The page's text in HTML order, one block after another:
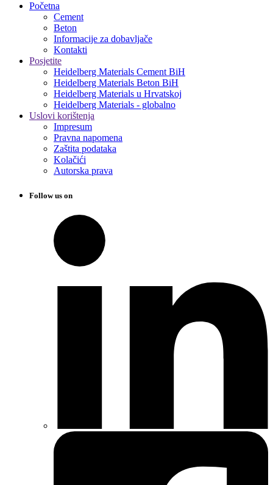
Početna
Cement
Beton
Informacije za dobavljače
Kontakti
Posjetite
Heidelberg Materials Cement BiH
Heidelberg Materials Beton BiH
Heidelberg Materials u Hrvatskoj
Heidelberg Materials - globalno
Uslovi korištenja
Impresum
Pravna napomena
Zaštita podataka
Kolačići
Autorska prava
Follow us on